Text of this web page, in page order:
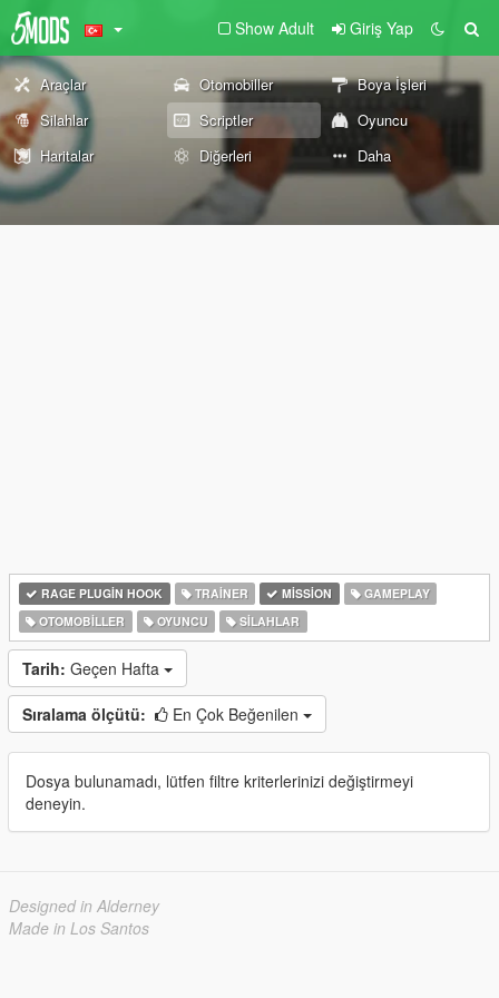
Show Adult Giriş Yap
Araçlar Otomobiller
Boya İşleri
Silahlar
Scriptler
Oyuncu
Haritalar
Diğerleri Daha
RAGE PLUGIN HOOK TRAINER MISSION
GAMEPLAY
OTOMOBILLER
OYUNCU SILAHLAR
Tarih: Geçen Hafta
Sıralama ölçütü: En Çok Beğenilen
Dosya bulunamadı, lütfen filtre kriterlerinizi değiştirmeyi
deneyin.
Designed in Alderney
Made in Los Santos